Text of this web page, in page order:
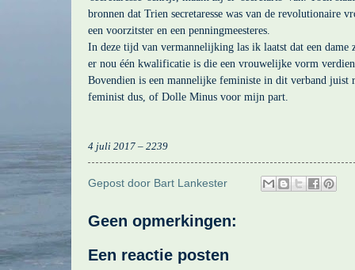
bronnen dat Trien secretaresse was van de revolutionaire
een voorzitster en een penningmeesteres.
In deze tijd van vermannelijking las ik laatst dat een dame
er nou één kwalificatie is die een vrouwelijke vorm
Bovendien is een mannelijke feministe in dit verband juist
feminist dus, of Dolle Minus voor mijn part.
4 juli 2017 – 2239
Gepost door Bart Lankester
Geen opmerkingen:
Een reactie posten